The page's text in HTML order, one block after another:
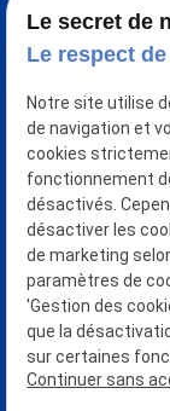
Nous
Espace santé
1 bis Rue du
44470
Le secret de
Le respect
Notre site utilise
de navigation et
cookies
fonctionnement
désactivés.
désactiver les
de marketing
paramètres de
'Gestion des
que la
sur certaines
Continuer sans